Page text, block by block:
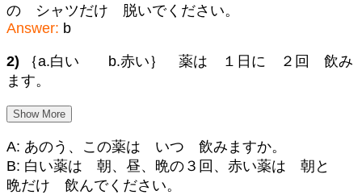
の シャツだけ 脱いでください。
Answer: b
2) ｛a.白い b.赤い｝ 薬は １日に ２回 飲み
ます。
Show More
A: あのう、この薬は いつ 飲みますか。
B: 白い薬は 朝、昼、晩の３回、赤い薬は 朝と
晩だけ 飲んでください。